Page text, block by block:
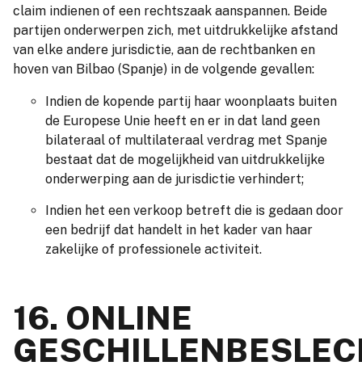
claim indienen of een rechtszaak aanspannen. Beide
partijen onderwerpen zich, met uitdrukkelijke afstand
van elke andere jurisdictie, aan de rechtbanken en
hoven van Bilbao (Spanje) in de volgende gevallen:
Indien de kopende partij haar woonplaats buiten
de Europese Unie heeft en er in dat land geen
bilateraal of multilateraal verdrag met Spanje
bestaat dat de mogelijkheid van uitdrukkelijke
onderwerping aan de jurisdictie verhindert;
Indien het een verkoop betreft die is gedaan door
een bedrijf dat handelt in het kader van haar
zakelijke of professionele activiteit.
16. ONLINE